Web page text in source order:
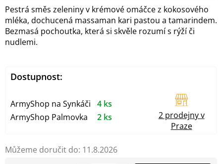
Můžeme doručit do: 11.8.2026
Pestrá směs zeleniny v krémové omáčce z kokosového
mléka, dochucená massaman kari pastou a tamarindem.
Bezmasá pochoutka, která si skvěle rozumí s rýží či
nudlemi.
Dostupnost:
ArmyShop na Synkáči
4 ks
ArmyShop Palmovka
2 ks
2 prodejny v
Praze